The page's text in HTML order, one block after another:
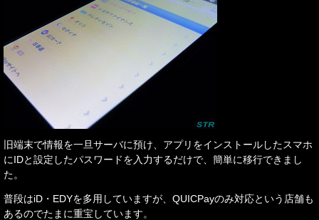
旧端末で情報を一旦サーバに預け、アプリをインストールしたスマホ
にIDと設定したパスワードを入力するだけで、簡単に移行できまし
た。
普段はiD・EDYを多用していますが、QUICPayのみ対応という店舗も
あるのでたまに重宝しています。